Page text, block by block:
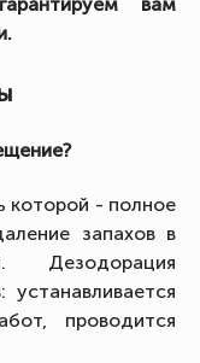
вам
которой - полное
запахов в
Дезодорация
проводится